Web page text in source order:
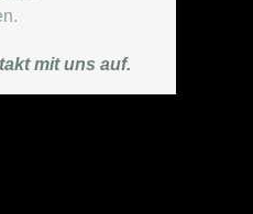
mit uns auf.